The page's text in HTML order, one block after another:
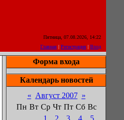
Пятница, 07.08.2026, 14:22
Главная | Регистрация | Вход
Форма входа
Календарь новостей
« Август 2007 »
Пн Вт Ср Чт Пт Сб Вс
1
2 3 4
5